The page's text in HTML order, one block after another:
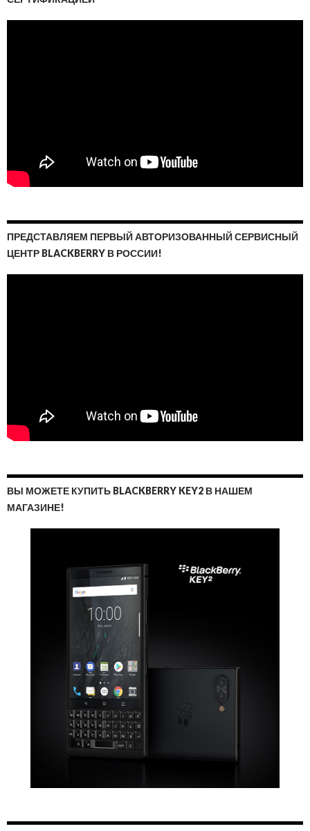
ПРЕДСТАВЛЯЕМ ПЕРВЫЙ АВТОРИЗОВАННЫЙ СЕРВИСНЫЙ
ЦЕНТР BLACKBERRY В РОССИИ!
ВЫ МОЖЕТЕ КУПИТЬ BLACKBERRY KEY2 В НАШЕМ
МАГАЗИНЕ!